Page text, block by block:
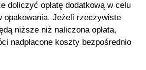
doliczyć opłatę dodatkową w celu
opakowania. Jeżeli rzeczywiste
niższe niż naliczona opłata,
nadpłacone koszty bezpośrednio